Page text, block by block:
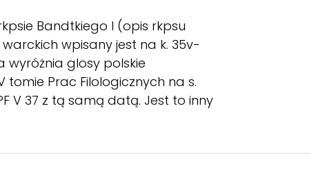
Bandtkiego I (opis rkpsu
wpisany jest na k. 35v-
wyróżnia glosy polskie
tomie Prac Filologicznych na s.
V 37 z tą samą datą. Jest to inny